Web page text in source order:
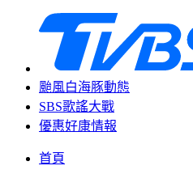
颱風白海豚動態
SBS歌謠大戰
優惠好康情報
首頁